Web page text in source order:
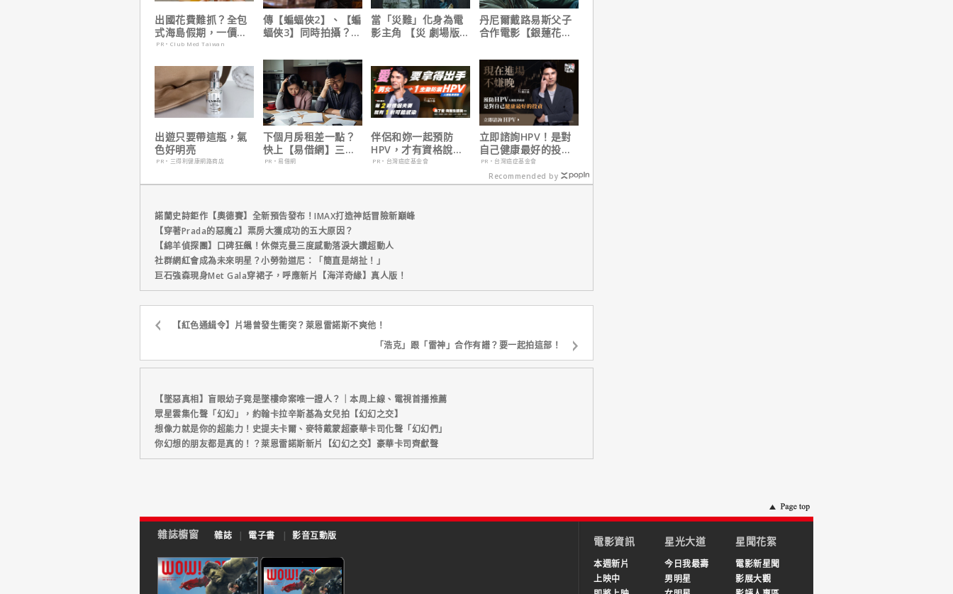
出國花費難抓？全包
式海島假期，一價搞
定食宿玩樂，省錢更
PR・Club Med Taiwan
傳【蝙蝠俠2】、【蝙
蝠俠3】同時拍攝？詹
當「災難」化身為電
影主角 【災 劇場版】
丹尼爾戴路易斯父子
合作電影【銀蓮花】
播推薦
出遊只要帶這瓶，氣
色好明亮
PR・三得利健康網路商店
下個月房租差一點？
快上【易借網】三分
鐘解決燃眉之急
PR・易借網
伴侶和妳一起預防
HPV，才有資格說愛
妳！
PR・台灣癌症基金會
立即諮詢HPV！是對
自己健康最好的投
資，把握現在不嫌
晚！
PR・台灣癌症基金會
Recommended by
諾蘭史詩鉅作【奧德賽】全新預告發布！IMAX打造神話冒險新巔峰
【穿著Prada的惡魔2】票房大獲成功的五大原因？
【綿羊偵探團】口碑狂飆！休傑克曼三度感動落淚大讚超動人
社群網紅會成為未來明星？小勞勃道尼：「簡直是胡扯！」
巨石強森現身Met Gala穿裙子，呼應新片【海洋奇緣】真人版！
【紅色通緝令】片場曾發生衝突？萊恩雷諾斯不爽他！
「浩克」跟「雷神」合作有譜？要一起拍這部！
【墜惡真相】盲眼幼子竟是墜樓命案唯一證人？｜本周上線、電視首播推薦
眾星雲集化聲「幻幻」，約翰卡拉辛斯基為女兒拍【幻幻之交】
想像力就是你的超能力！史提夫卡爾、麥特戴蒙超豪華卡司化聲「幻幻們」
你幻想的朋友都是真的！？萊恩雷諾斯新片【幻幻之交】豪華卡司齊獻聲
雜誌櫥窗 雜誌 | 電子書 | 影音互動版 電影資訊
本週新片
上映中
星光大道
今日我最壽
男明星
星聞花絮
電影新星聞
影展大觀